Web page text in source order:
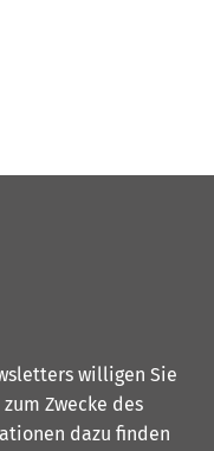
willigen Sie
Zwecke des
dazu finden